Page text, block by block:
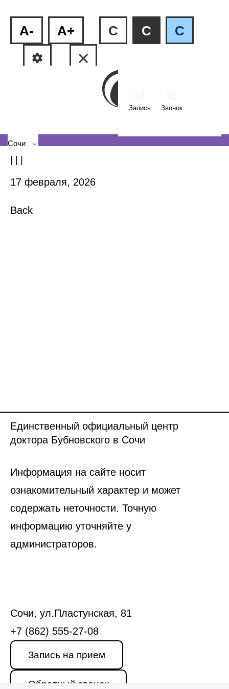
A- A+ C C C
Запись Звонок
Сочи
| | |
17 февраля, 2026
Back
Единственный официальный центр
доктора Бубновского в Сочи
Информация на сайте носит
ознакомительный характер и может
содержать неточности. Точную
информацию уточняйте у
администраторов.
Сочи, ул.Пластунская, 81
+7 (862) 555-27-08
Запись на прием
Обратный звонок